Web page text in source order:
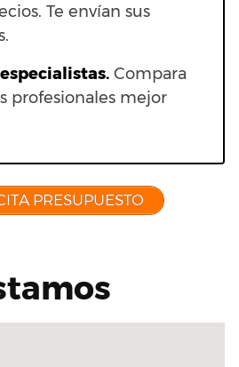
Te envían sus
Compara
profesionales mejor
PRESUPUESTO